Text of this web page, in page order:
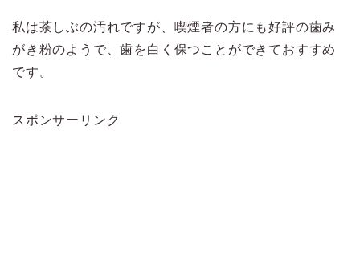
私は茶しぶの汚れですが、喫煙者の方にも好評の歯み
がき粉のようで、歯を白く保つことができておすすめ
です。
スポンサーリンク